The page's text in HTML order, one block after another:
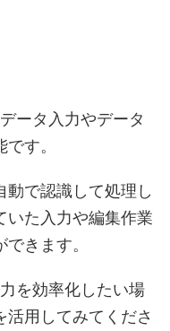
ータ入力やデータ
す。
動で認識して処理し
いた入力や編集作業
きます。
を効率化したい場
用してみてくださ